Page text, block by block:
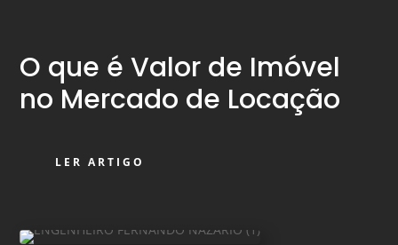
O que é Valor de Imóvel
no Mercado de Locação
LER ARTIGO